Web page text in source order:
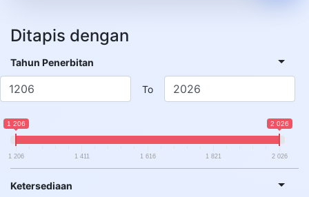
Ditapis dengan
Tahun Penerbitan
To
1 206 2 026
1 206 1 411 1 616 1 821 2 026
Ketersediaan